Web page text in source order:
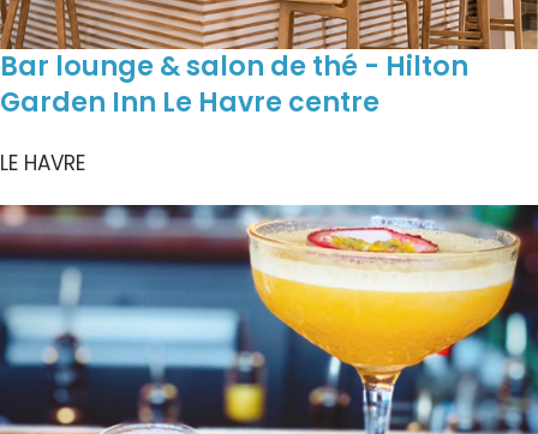
Bar lounge & salon de thé - Hilton
Garden Inn Le Havre centre
LE HAVRE